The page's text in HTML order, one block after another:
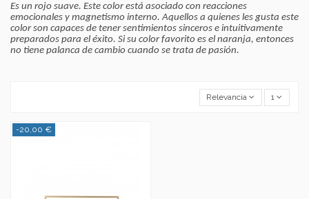
Es un rojo suave. Este color está asociado con reacciones
emocionales y magnetismo interno. Aquellos a quienes les gusta este
color son capaces de tener sentimientos sinceros e intuitivamente
preparados para el éxito. Si su color favorito es el naranja, entonces
no tiene palanca de cambio cuando se trata de pasión.
Relevancia 1
-20,00 €